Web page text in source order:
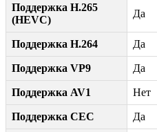
Поддержка H.265
(HEVC)
Да
Поддержка H.264 Да
Поддержка VP9 Да
Поддержка AV1 Нет
Поддержка CEC Да